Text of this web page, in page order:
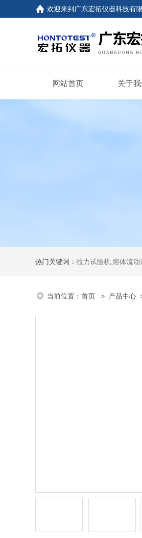
欢迎来到 广东宏拓仪器科技有
网站首页 关于
热门关键词： 拉力试验机,熔体流动速率测试仪
当前位置： 首页 > 产品中心